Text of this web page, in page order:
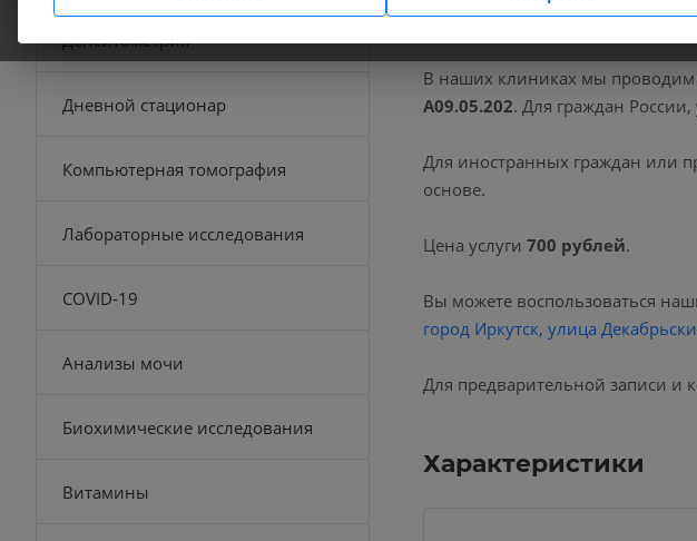
В наших клиниках мы проводим
A09.05.202. Для граждан
Для иностранных граждан или
основе.
Цена услуги 700 рублей.
Вы можете воспользоваться
город Иркутск, улица
Для предварительной записи и
Характеристики
Денситометрия
Дневной стационар
Компьютерная томография
Лабораторные исследования
COVID-19
Анализы мочи
Биохимические исследования
Витамины